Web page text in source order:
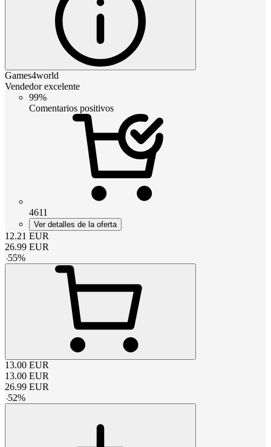
Games4world
Vendedor excelente
99%
Comentarios positivos
4611
Ver detalles de la oferta
12.21 EUR
26.99 EUR
-55%
13.00 EUR
13.00 EUR
26.99 EUR
-52%